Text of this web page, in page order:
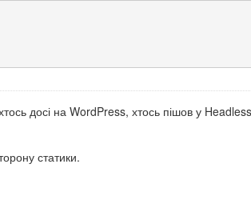
досі на WordPress, хтось пішов у
статики.